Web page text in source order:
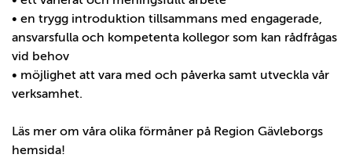
• en trygg introduktion tillsammans med engagerade,
ansvarsfulla och kompetenta kollegor som kan rådfrågas
vid behov
• möjlighet att vara med och påverka samt utveckla vår
verksamhet.
Läs mer om våra olika förmåner på Region Gävleborgs
hemsida!